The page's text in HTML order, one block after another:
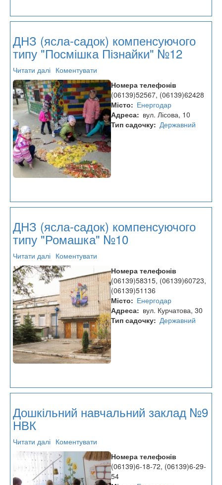
ДНЗ (ясла-садок) компенсуючого
типу "Посмішка Пізнайки" №12
Читати далі про
ДНЗ
(ясла-
садок)
компенсуючого
типу
"Посмішка
Пізнайки"
№12
Коментувати
Номера телефонів
(06139)52567, (06139)62428
Місто
Енергодар
Адреса
вул. Лісова, 10
Тип садочку Державний
ДНЗ (ясла-садок) компенсуючого
типу "Ромашка" №10
Читати далі про
ДНЗ
(ясла-
садок)
компенсуючого
типу
"Ромашка"
№10
Коментувати
Номера телефонів
(06139)58315, (06139)60723,
(06139)51136
Місто
Енергодар
Адреса
вул. Курчатова, 30
Тип садочку Державний
Дошкільний навчальний заклад №9
НВК
Читати далі про
Дошкільний
навчальний
заклад
№9
Коментувати
Номера телефонів
(06139)6-18-72, (06139)6-29-
54